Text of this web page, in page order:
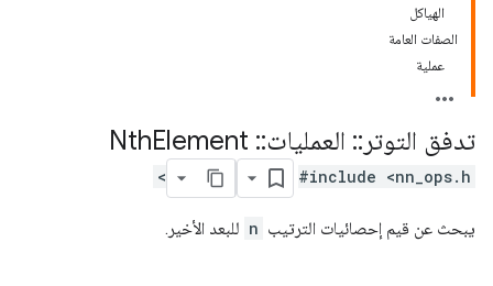
الهياكل
الصفات العامة
عملية
تدفق التوتر :: العمليات::
Element
#include <nn_ops.h>
يبحث عن قيم إحصائيات الترتيب n للبعد الأخير.